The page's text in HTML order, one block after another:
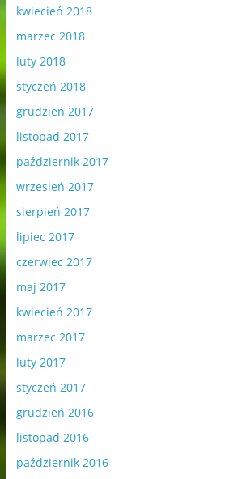
kwiecień 2018
marzec 2018
luty 2018
styczeń 2018
grudzień 2017
listopad 2017
październik 2017
wrzesień 2017
sierpień 2017
lipiec 2017
czerwiec 2017
maj 2017
kwiecień 2017
marzec 2017
luty 2017
styczeń 2017
grudzień 2016
listopad 2016
październik 2016